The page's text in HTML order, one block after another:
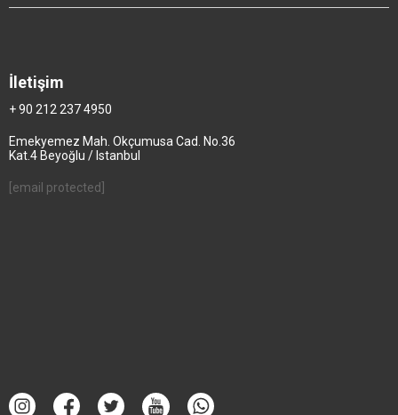
İletişim
+ 90 212 237 4950
Emekyemez Mah. Okçumusa Cad. No.36
Kat.4 Beyoğlu / Istanbul
[email protected]